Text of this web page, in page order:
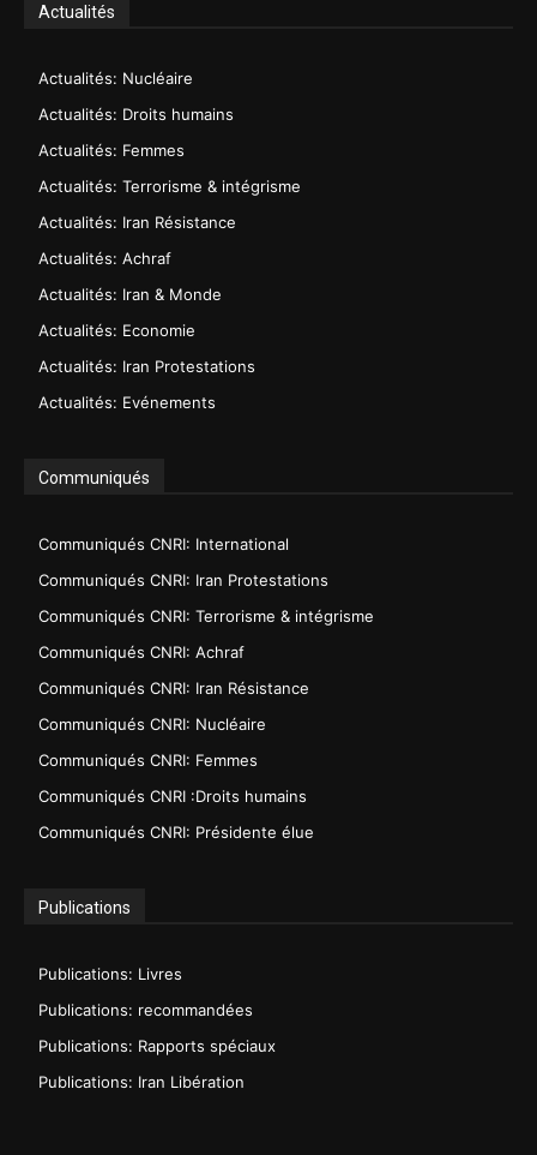
Actualités
Actualités: Nucléaire
Actualités: Droits humains
Actualités: Femmes
Actualités: Terrorisme & intégrisme
Actualités: Iran Résistance
Actualités: Achraf
Actualités: Iran & Monde
Actualités: Economie
Actualités: Iran Protestations
Actualités: Evénements
Communiqués
Communiqués CNRI: International
Communiqués CNRI: Iran Protestations
Communiqués CNRI: Terrorisme & intégrisme
Communiqués CNRI: Achraf
Communiqués CNRI: Iran Résistance
Communiqués CNRI: Nucléaire
Communiqués CNRI: Femmes
Communiqués CNRI :Droits humains
Communiqués CNRI: Présidente élue
Publications
Publications: Livres
Publications: recommandées
Publications: Rapports spéciaux
Publications: Iran Libération